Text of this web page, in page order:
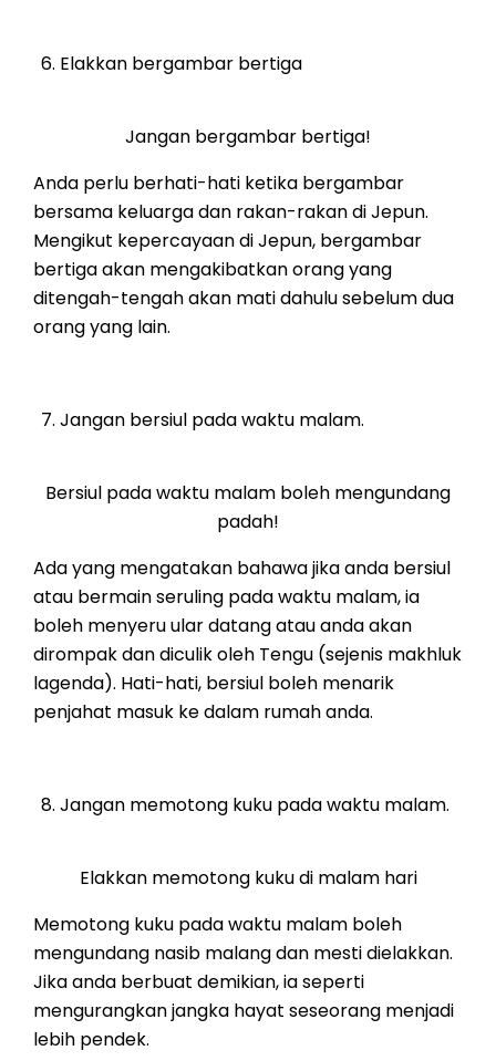
Elakkan bergambar bertiga
Jangan bergambar bertiga!
Anda perlu berhati-hati ketika bergambar
bersama keluarga dan rakan-rakan di Jepun.
Mengikut kepercayaan di Jepun, bergambar
bertiga akan mengakibatkan orang yang
ditengah-tengah akan mati dahulu sebelum dua
orang yang lain.
Jangan bersiul pada waktu malam.
Bersiul pada waktu malam boleh mengundang
padah!
Ada yang mengatakan bahawa jika anda bersiul
atau bermain seruling pada waktu malam, ia
boleh menyeru ular datang atau anda akan
dirompak dan diculik oleh Tengu (sejenis makhluk
lagenda). Hati-hati, bersiul boleh menarik
penjahat masuk ke dalam rumah anda.
Jangan memotong kuku pada waktu malam.
Elakkan memotong kuku di malam hari
Memotong kuku pada waktu malam boleh
mengundang nasib malang dan mesti dielakkan.
Jika anda berbuat demikian, ia seperti
mengurangkan jangka hayat seseorang menjadi
lebih pendek.